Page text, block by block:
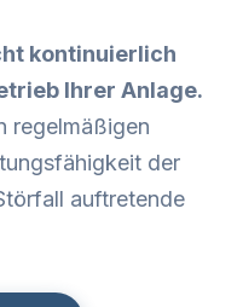
kontinuierlich
Ihrer Anlage.
regelmäßigen
der
auftretende